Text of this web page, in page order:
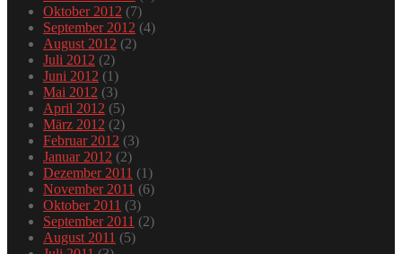
Oktober 2012 (7)
September 2012 (4)
August 2012 (2)
Juli 2012 (2)
Juni 2012 (1)
Mai 2012 (3)
April 2012 (5)
März 2012 (2)
Februar 2012 (3)
Januar 2012 (2)
Dezember 2011 (1)
November 2011 (6)
Oktober 2011 (3)
September 2011 (2)
August 2011 (5)